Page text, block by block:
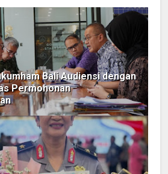
Bali Audiensi dengan
Permohonan